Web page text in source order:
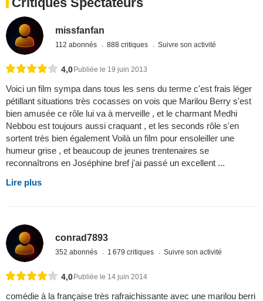
missfanfan
112 abonnés 888 critiques Suivre son activité
4,0Publiée le 19 juin 2013
Voici un film sympa dans tous les sens du terme c'est frais léger
pétillant situations très cocasses on vois que Marilou Berry s'est
bien amusée ce rôle lui va à merveille , et le charmant Medhi
Nebbou est toujours aussi craquant , et les seconds rôle s'en
sortent très bien également Voilà un film pour ensoleiller une
humeur grise , et beaucoup de jeunes trentenaires se
reconnaîtrons en Joséphine bref j'ai passé un excellent ...
Lire plus
conrad7893
352 abonnés 1 679 critiques Suivre son activité
4,0Publiée le 14 juin 2014
comédie à la française très rafraichissante avec une marilou berri